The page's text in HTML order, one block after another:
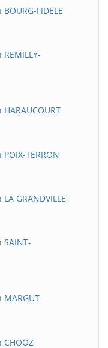
FIDELE
TERRON
GRANDVILLE